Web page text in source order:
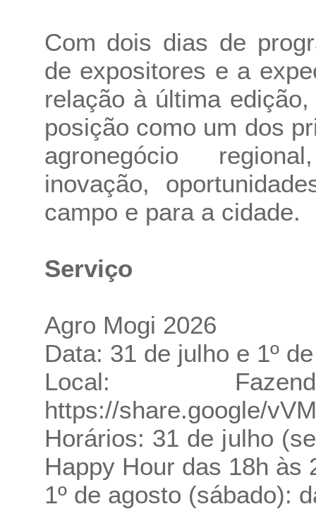
Com dois dias de
de expositores e a
relação à última
posição como um dos
agronegócio
inovação,
campo e para a cidade.
Serviço
Agro Mogi 2026
Data: 31 de julho e 1º
Local:
https://share.google/
Horários: 31 de julho
Happy Hour das 18h às
1º de agosto (sábado):